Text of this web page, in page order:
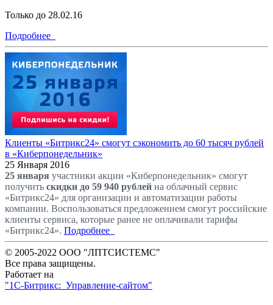
Только до 28.02.16
Подробнее
Клиенты «Битрикс24» смогут сэкономить до 60 тысяч рублей
в «Киберпонедельник»
25 Января 2016
25 января участники акции «Киберпонедельник» смогут
получить скидки до 59 940 рублей на облачный сервис
«Битрикс24» для организации и автоматизации работы
компании. Воспользоваться предложением смогут российские
клиенты сервиса, которые ранее не оплачивали тарифы
«Битрикс24». Подробнее
© 2005-2022 ООО "ЛПТСИСТЕМС"
Все права защищены.
Работает на
"1C-Битрикс: Управление-сайтом"